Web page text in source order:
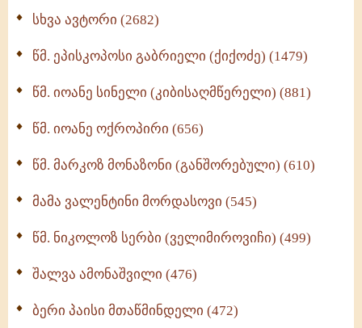
ნაწილი II (369)
სხვა ავტორი (2682)
წმ. ეპისკოპოსი გაბრიელი (ქიქოძე) (1479)
წმ. იოანე სინელი (კიბისაღმწერელი) (881)
წმ. იოანე ოქროპირი (656)
წმ. მარკოზ მონაზონი (განშორებული) (610)
მამა ვალენტინი მორდასოვი (545)
წმ. ნიკოლოზ სერბი (ველიმიროვიჩი) (499)
შალვა ამონაშვილი (476)
ბერი პაისი მთაწმინდელი (472)